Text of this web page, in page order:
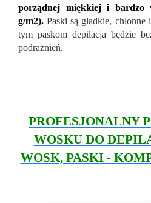
porządnej miękkiej i bardzo
g/m2). Paski są gładkie,
tym paskom depilacja będzie
podrażnień.
PROFESJONALNY
WOSKU DO
WOSK, PASKI -